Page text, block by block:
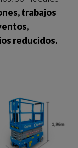
trabajos
reducidos.